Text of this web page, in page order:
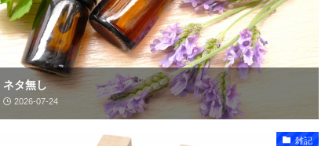
ネタ無し
2026-07-24
雑記